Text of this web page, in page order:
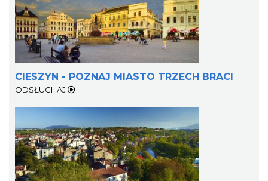
Cieszyn
2026-08-28
0.42 km
Cieszyn
2026-08-08
0.42 km
CIESZYN - POZNAJ MIASTO TRZECH BRACI
ODSŁUCHAJ